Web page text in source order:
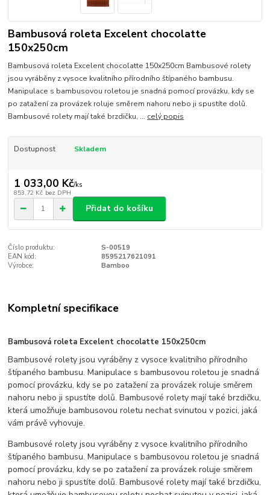
Bambusová roleta Excelent chocolatte
150x250cm
Bambusová roleta Excelent chocolatte 150x250cm Bambusové rolety
jsou vyráběny z vysoce kvalitního přírodního štípaného bambusu.
Manipulace s bambusovou roletou je snadná pomocí provázku, kdy se
po zatažení za provázek roluje směrem nahoru nebo ji spustíte dolů.
Bambusové rolety mají také brzdičku, ... celý popis
Dostupnost Skladem
1 033,00 Kč/ks
853,72 Kč bez DPH
Přidat do košíku
Číslo produktu:
S-00519
EAN kód:
8595217621091
Výrobce:
Bamboo
Kompletní specifikace
Bambusová roleta Excelent chocolatte 150x250cm
Bambusové rolety jsou vyráběny z vysoce kvalitního přírodního
štípaného bambusu. Manipulace s bambusovou roletou je snadná
pomocí provázku, kdy se po zatažení za provázek roluje směrem
nahoru nebo ji spustíte dolů. Bambusové rolety mají také brzdičku,
která umožňuje bambusovou roletu nechat svinutou v pozici, jaká
vám právě vyhovuje.
Bambusové rolety jsou vyráběny z vysoce kvalitního přírodního
štípaného bambusu. Manipulace s bambusovou roletou je snadná
pomocí provázku, kdy se po zatažení za provázek roluje směrem
nahoru nebo ji spustíte dolů. Bambusové rolety mají také brzdičku,